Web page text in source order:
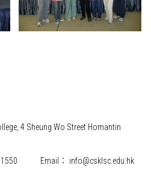
4 Sheung Wo Street Homantin
Email： info@csklsc.edu.hk